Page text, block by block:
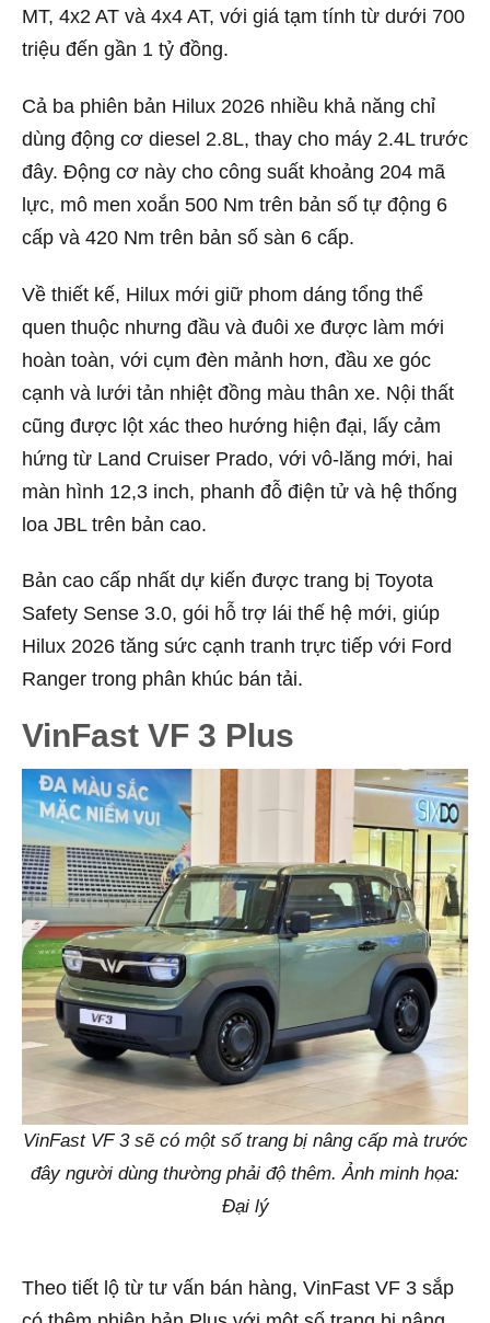
MT, 4x2 AT và 4x4 AT, với giá tạm tính từ dưới 700
triệu đến gần 1 tỷ đồng.
Cả ba phiên bản Hilux 2026 nhiều khả năng chỉ
dùng động cơ diesel 2.8L, thay cho máy 2.4L trước
đây. Động cơ này cho công suất khoảng 204 mã
lực, mô men xoắn 500 Nm trên bản số tự động 6
cấp và 420 Nm trên bản số sàn 6 cấp.
Về thiết kế, Hilux mới giữ phom dáng tổng thể
quen thuộc nhưng đầu và đuôi xe được làm mới
hoàn toàn, với cụm đèn mảnh hơn, đầu xe góc
cạnh và lưới tản nhiệt đồng màu thân xe. Nội thất
cũng được lột xác theo hướng hiện đại, lấy cảm
hứng từ Land Cruiser Prado, với vô-lăng mới, hai
màn hình 12,3 inch, phanh đỗ điện tử và hệ thống
loa JBL trên bản cao.
Bản cao cấp nhất dự kiến được trang bị Toyota
Safety Sense 3.0, gói hỗ trợ lái thế hệ mới, giúp
Hilux 2026 tăng sức cạnh tranh trực tiếp với Ford
Ranger trong phân khúc bán tải.
VinFast VF 3 Plus
VinFast VF 3 sẽ có một số trang bị nâng cấp mà trước
đây người dùng thường phải độ thêm. Ảnh minh họa:
Đại lý
Theo tiết lộ từ tư vấn bán hàng, VinFast VF 3 sắp